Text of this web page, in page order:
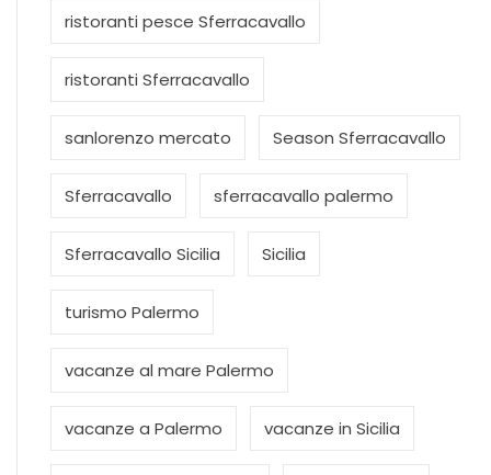
ristoranti pesce Sferracavallo
ristoranti Sferracavallo
sanlorenzo mercato Season Sferracavallo
Sferracavallo sferracavallo palermo
Sferracavallo Sicilia Sicilia
turismo Palermo
vacanze al mare Palermo
vacanze a Palermo vacanze in Sicilia